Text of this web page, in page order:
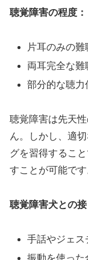
聴覚障害の程度：
片耳のみの難
両耳完全な難
部分的な聴力
聴覚障害は先天
ん。しかし、適
グを習得するこ
すことが可能です
聴覚障害犬との接
手話やジェス
振動を使った